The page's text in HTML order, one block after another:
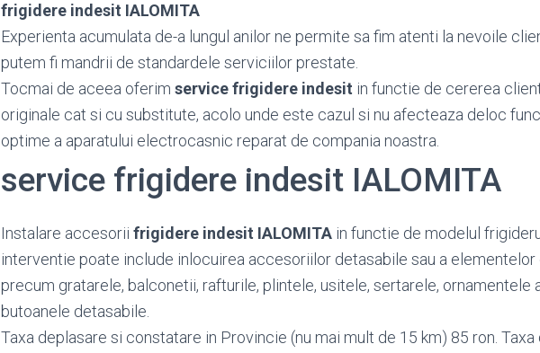
frigidere indesit IALOMITA
Experienta acumulata de-a lungul anilor ne permite sa fim atenti la nevoile
putem fi mandrii de standardele serviciilor prestate.
Tocmai de aceea oferim service frigidere indesit in functie de cererea
originale cat si cu substitute, acolo unde este cazul si nu afecteaza deloc
optime a aparatului electrocasnic reparat de compania noastra.
service frigidere indesit IALOMITA
Instalare accesorii frigidere indesit IALOMITA in functie de modelul
interventie poate include inlocuirea accesoriilor detasabile sau a
precum gratarele, balconetii, rafturile, plintele, usitele, sertarele, ornamentele
butoanele detasabile.
Taxa deplasare si constatare in Provincie (nu mai mult de 15 km) 85 ron.